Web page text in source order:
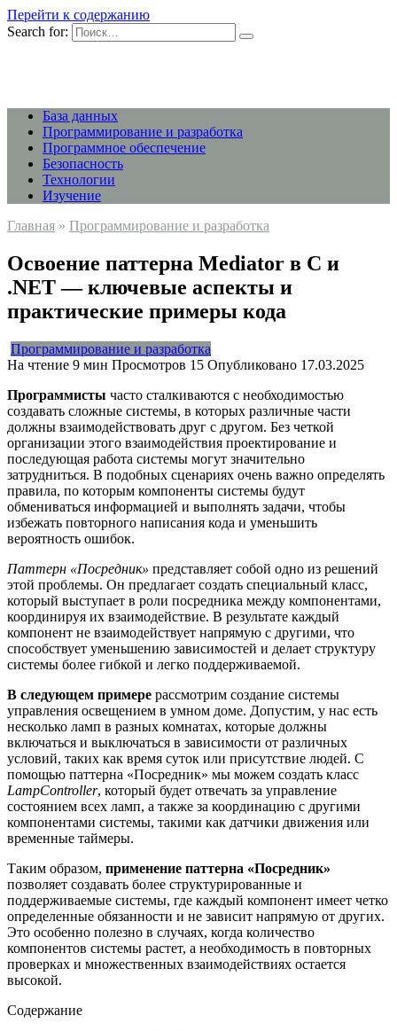
Перейти к содержанию
Search for:
База данных
Программирование и разработка
Программное обеспечение
Безопасность
Технологии
Изучение
Главная » Программирование и разработка
Освоение паттерна Mediator в C и
.NET — ключевые аспекты и
практические примеры кода
Программирование и разработка
На чтение 9 мин Просмотров 15 Опубликовано 17.03.2025
Программисты часто сталкиваются с необходимостью
создавать сложные системы, в которых различные части
должны взаимодействовать друг с другом. Без четкой
организации этого взаимодействия проектирование и
последующая работа системы могут значительно
затрудниться. В подобных сценариях очень важно определять
правила, по которым компоненты системы будут
обмениваться информацией и выполнять задачи, чтобы
избежать повторного написания кода и уменьшить
вероятность ошибок.
Паттерн «Посредник» представляет собой одно из решений
этой проблемы. Он предлагает создать специальный класс,
который выступает в роли посредника между компонентами,
координируя их взаимодействие. В результате каждый
компонент не взаимодействует напрямую с другими, что
способствует уменьшению зависимостей и делает структуру
системы более гибкой и легко поддерживаемой.
В следующем примере рассмотрим создание системы
управления освещением в умном доме. Допустим, у нас есть
несколько ламп в разных комнатах, которые должны
включаться и выключаться в зависимости от различных
условий, таких как время суток или присутствие людей. С
помощью паттерна «Посредник» мы можем создать класс
LampController, который будет отвечать за управление
состоянием всех ламп, а также за координацию с другими
компонентами системы, такими как датчики движения или
временные таймеры.
Таким образом, применение паттерна «Посредник»
позволяет создавать более структурированные и
поддерживаемые системы, где каждый компонент имеет четко
определенные обязанности и не зависит напрямую от других.
Это особенно полезно в случаях, когда количество
компонентов системы растет, а необходимость в повторных
проверках и множественных взаимодействиях остается
высокой.
Содержание